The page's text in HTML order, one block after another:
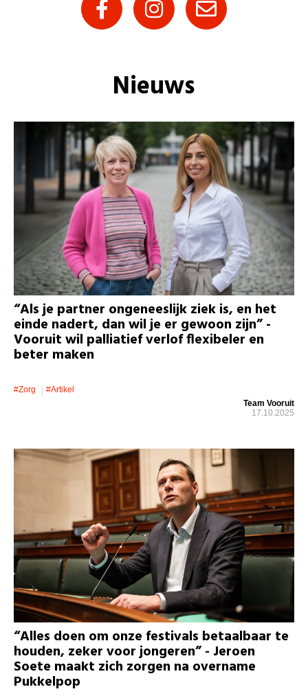
Nieuws
“Als je partner ongeneeslijk ziek is, en het
einde nadert, dan wil je er gewoon zijn” -
Vooruit wil palliatief verlof flexibeler en
beter maken
#zorg
#artikel
Team Vooruit
17.10.2025
“Alles doen om onze festivals betaalbaar te
houden, zeker voor jongeren” - Jeroen
Soete maakt zich zorgen na overname
Pukkelpop